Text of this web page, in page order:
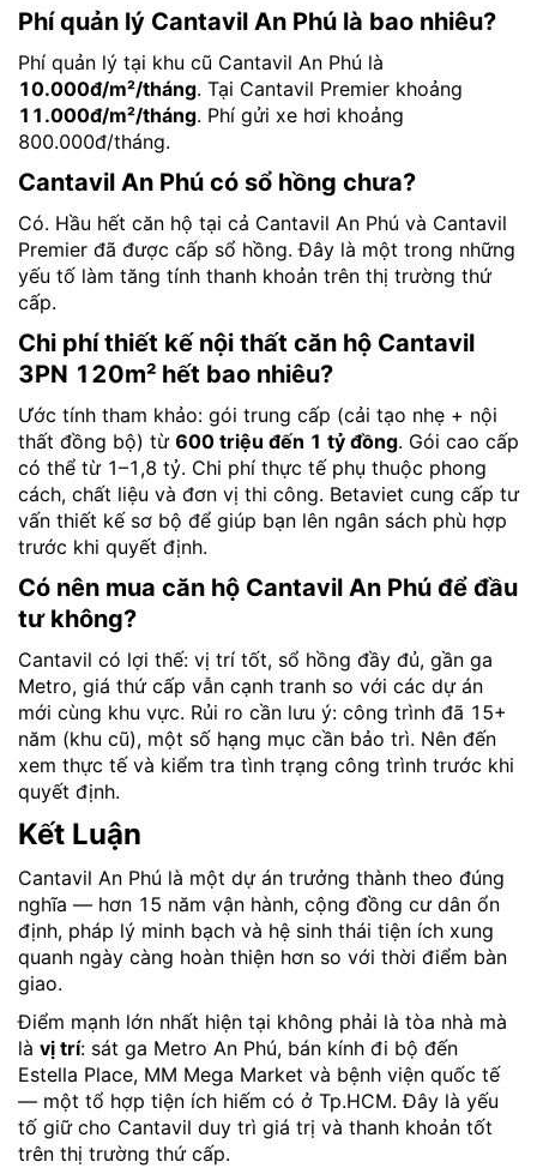
Phí quản lý Cantavil An Phú là bao nhiêu?
Phí quản lý tại khu cũ Cantavil An Phú là
10.000đ/m²/tháng. Tại Cantavil Premier khoảng
11.000đ/m²/tháng. Phí gửi xe hơi khoảng
800.000đ/tháng.
Cantavil An Phú có sổ hồng chưa?
Có. Hầu hết căn hộ tại cả Cantavil An Phú và Cantavil
Premier đã được cấp sổ hồng. Đây là một trong những
yếu tố làm tăng tính thanh khoản trên thị trường thứ
cấp.
Chi phí thiết kế nội thất căn hộ Cantavil
3PN 120m² hết bao nhiêu?
Ước tính tham khảo: gói trung cấp (cải tạo nhẹ + nội
thất đồng bộ) từ 600 triệu đến 1 tỷ đồng. Gói cao cấp
có thể từ 1–1,8 tỷ. Chi phí thực tế phụ thuộc phong
cách, chất liệu và đơn vị thi công. Betaviet cung cấp tư
vấn thiết kế sơ bộ để giúp bạn lên ngân sách phù hợp
trước khi quyết định.
Có nên mua căn hộ Cantavil An Phú để đầu
tư không?
Cantavil có lợi thế: vị trí tốt, sổ hồng đầy đủ, gần ga
Metro, giá thứ cấp vẫn cạnh tranh so với các dự án
mới cùng khu vực. Rủi ro cần lưu ý: công trình đã 15+
năm (khu cũ), một số hạng mục cần bảo trì. Nên đến
xem thực tế và kiểm tra tình trạng công trình trước khi
quyết định.
Kết Luận
Cantavil An Phú là một dự án trưởng thành theo đúng
nghĩa — hơn 15 năm vận hành, cộng đồng cư dân ổn
định, pháp lý minh bạch và hệ sinh thái tiện ích xung
quanh ngày càng hoàn thiện hơn so với thời điểm bàn
giao.
Điểm mạnh lớn nhất hiện tại không phải là tòa nhà mà
là vị trí: sát ga Metro An Phú, bán kính đi bộ đến
Estella Place, MM Mega Market và bệnh viện quốc tế
— một tổ hợp tiện ích hiếm có ở Tp.HCM. Đây là yếu
tố giữ cho Cantavil duy trì giá trị và thanh khoản tốt
trên thị trường thứ cấp.